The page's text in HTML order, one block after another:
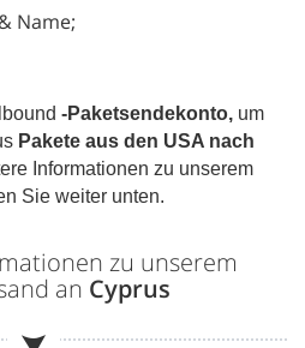
& Name;
-Paketsendekonto, um
Pakete aus den USA nach
Informationen zu unserem
Sie weiter unten.
zu unserem
an Cyprus